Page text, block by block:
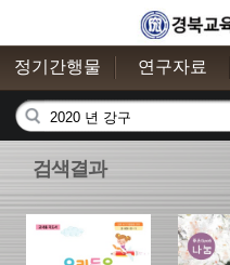
정기간행물 연구자료
검색결과